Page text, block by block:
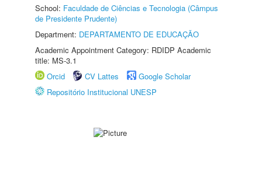
School: Faculdade de Ciências e Tecnologia (Câmpus
de Presidente Prudente)
Department: DEPARTAMENTO DE EDUCAÇÃO
Academic Appointment Category: RDIDP Academic
title: MS-3.1
Orcid
CV Lattes
Google Scholar
Repositório Institucional UNESP